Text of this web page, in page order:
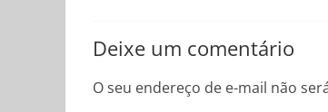
Deixe um comentário
O seu endereço de e-mail não